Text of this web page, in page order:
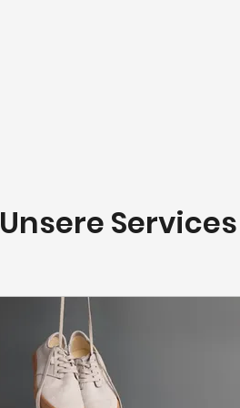
Unsere Services